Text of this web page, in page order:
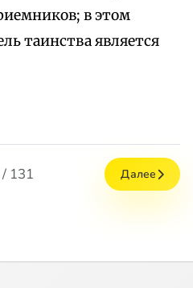
в этом
таинства является
131 Далее